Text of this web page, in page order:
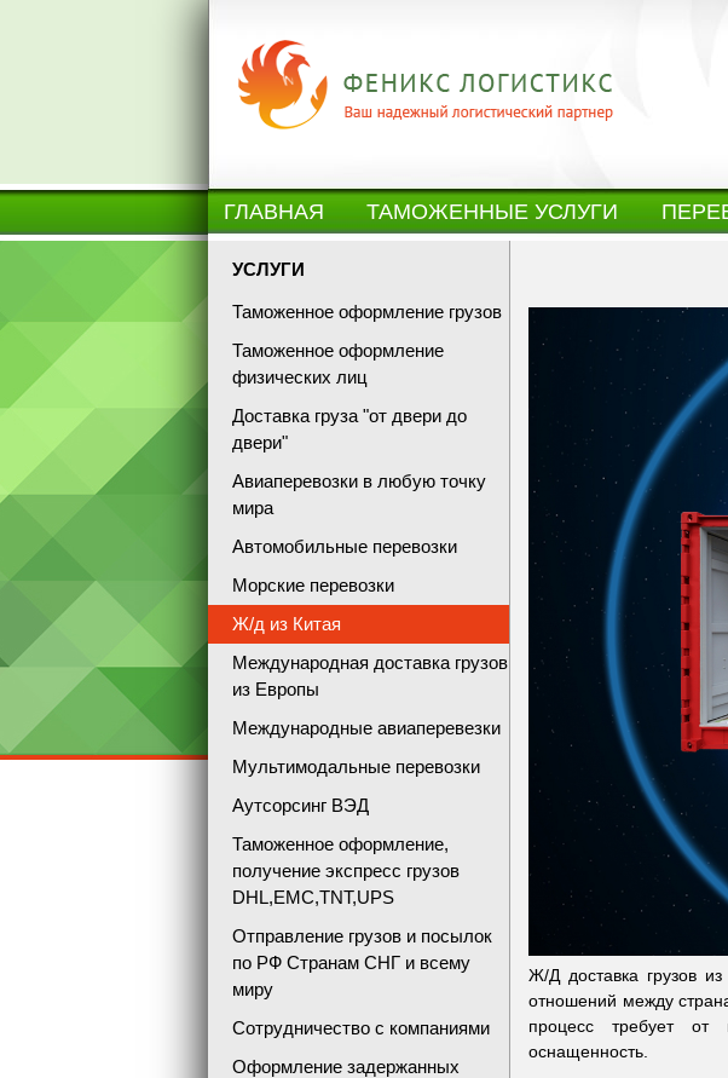
ГЛАВНАЯ ТАМОЖЕННЫЕ УСЛУГИ
УСЛУГИ
Таможенное оформление грузов
Таможенное оформление
физических лиц
Доставка груза "от двери до
двери"
Авиаперевозки в любую точку
мира
Автомобильные перевозки
Морские перевозки
Ж/д из Китая
Международная доставка грузов
из Европы
Международные авиаперевезки
Мультимодальные перевозки
Аутсорсинг ВЭД
Таможенное оформление,
получение экспресс грузов
DHL,EMC,TNT,UPS
Отправление грузов и посылок
по РФ Странам СНГ и всему
миру
Сотрудничество с компаниями
Оформление задержанных
Ж/Д доставка грузов
отношений между
процесс требует от
оснащенность.